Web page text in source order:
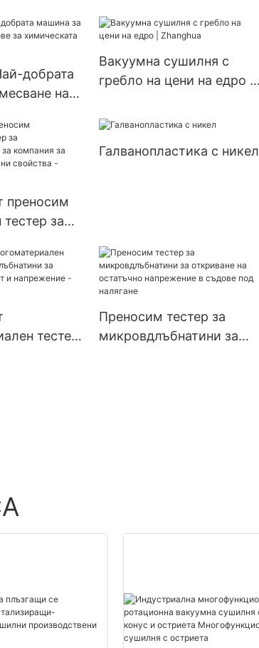
за
добрата
на
Вакуумна сушилня с
гребло на цени на едро |
преносим
за
на
-
Галванопластика с никел
тестер
Преносим тестер за
микровдлъбнатини за